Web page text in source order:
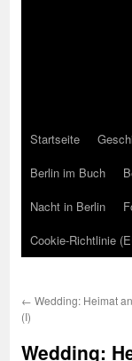
Startseite
Berlin im Buch
Nacht in Berlin
Cookie-Richtlinie
← Wedding: Heimat
(I)
Wedding: